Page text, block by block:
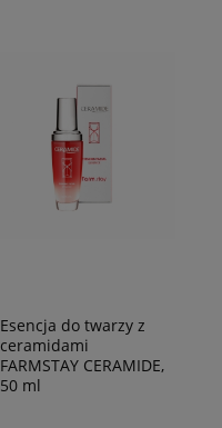
Esencja do twarzy z
ceramidami
FARMSTAY CERAMIDE,
50 ml